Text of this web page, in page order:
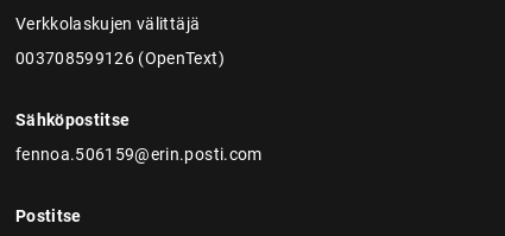
Verkkolaskujen välittäjä
003708599126 (OpenText)
Sähköpostitse
fennoa.506159@erin.posti.com
Postitse